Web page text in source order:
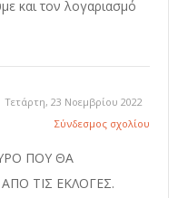
και τον λογαριασμό
Τετάρτη, 23 Νοεμβρίου 2022
Σύνδεσμος σχολίου
ΠΟΥ ΘΑ
ΤΙΣ ΕΚΛΟΓΕΣ.